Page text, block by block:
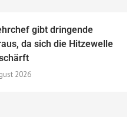
gibt dringende
da sich die Hitzewelle
2026